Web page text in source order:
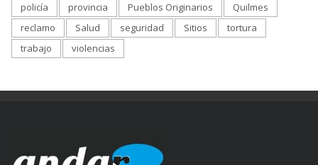
policía
provincia Pueblos Originarios
Quilmes
reclamo
Salud seguridad Sitios
tortura
trabajo
violencias